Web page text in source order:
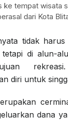
ke tempat wisata
dari Kota
tidak
tetapi di alun-
diri untuk
dana